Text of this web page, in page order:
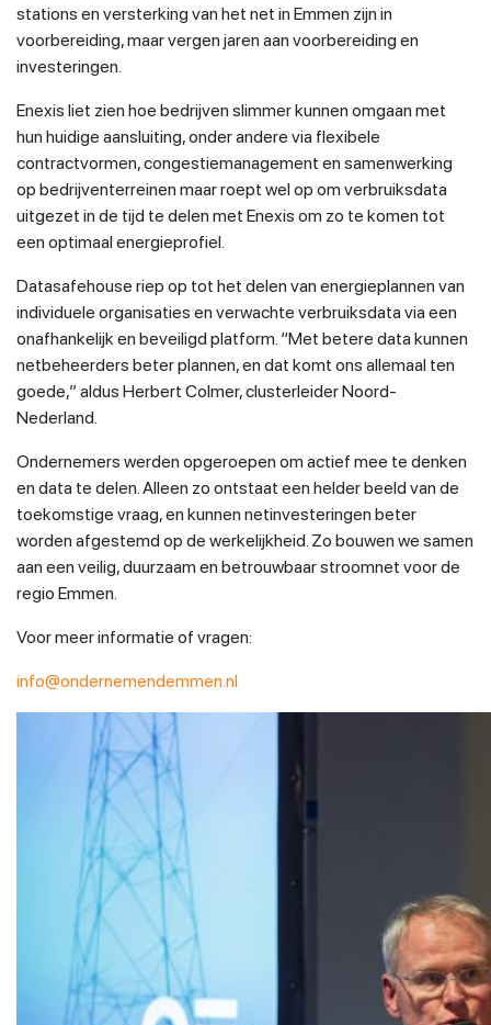
stations en versterking van het net in Emmen zijn in
voorbereiding, maar vergen jaren aan voorbereiding en
investeringen.
Enexis liet zien hoe bedrijven slimmer kunnen omgaan met
hun huidige aansluiting, onder andere via flexibele
contractvormen, congestiemanagement en samenwerking
op bedrijventerreinen maar roept wel op om verbruiksdata
uitgezet in de tijd te delen met Enexis om zo te komen tot
een optimaal energieprofiel.
Datasafehouse riep op tot het delen van energieplannen van
individuele organisaties en verwachte verbruiksdata via een
onafhankelijk en beveiligd platform. “Met betere data kunnen
netbeheerders beter plannen, en dat komt ons allemaal ten
goede,” aldus Herbert Colmer, clusterleider Noord-
Nederland.
Ondernemers werden opgeroepen om actief mee te denken
en data te delen. Alleen zo ontstaat een helder beeld van de
toekomstige vraag, en kunnen netinvesteringen beter
worden afgestemd op de werkelijkheid. Zo bouwen we samen
aan een veilig, duurzaam en betrouwbaar stroomnet voor de
regio Emmen.
Voor meer informatie of vragen:
info@ondernemendemmen.nl